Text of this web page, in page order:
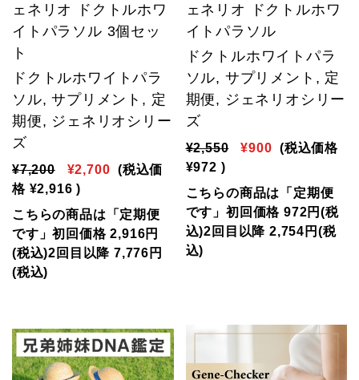
ェネリオ ドクトルホワ
イトパラソル 3個セッ
ト
ドクトルホワイトパラ
ソル, サプリメント, 定
期便, ジェネリオシリー
ズ
¥7,200 ¥2,700 (税込価
格 ¥2,916 )
こちらの商品は「定期便
です」初回価格 2,916円
(税込)2回目以降 7,776円
(税込)
ェネリオ ドクトルホワ
イトパラソル
ドクトルホワイトパラ
ソル, サプリメント, 定
期便, ジェネリオシリー
ズ
¥2,550 ¥900 (税込価格
¥972 )
こちらの商品は「定期便
です」初回価格 972円(税
込)2回目以降 2,754円(税
込)